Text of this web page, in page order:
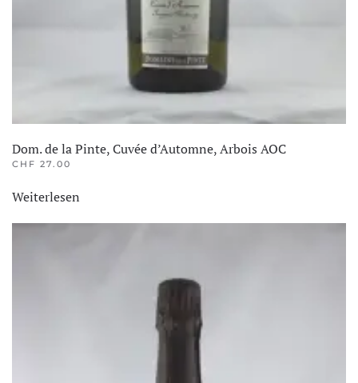
Dom. de la Pinte, Cuvée d’Automne, Arbois AOC
CHF 27.00
Weiterlesen